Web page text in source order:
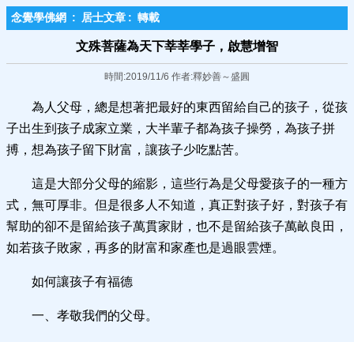
念覺學佛網 : 居士文章 : 轉載
文殊菩薩為天下莘莘學子，啟慧增智
時間:2019/11/6 作者:釋妙善～盛圓
為人父母，總是想著把最好的東西留給自己的孩子，從孩
子出生到孩子成家立業，大半輩子都為孩子操勞，為孩子拼
搏，想為孩子留下財富，讓孩子少吃點苦。
這是大部分父母的縮影，這些行為是父母愛孩子的一種方
式，無可厚非。但是很多人不知道，真正對孩子好，對孩子有
幫助的卻不是留給孩子萬貫家財，也不是留給孩子萬畝良田，
如若孩子敗家，再多的財富和家產也是過眼雲煙。
如何讓孩子有福德
一、孝敬我們的父母。